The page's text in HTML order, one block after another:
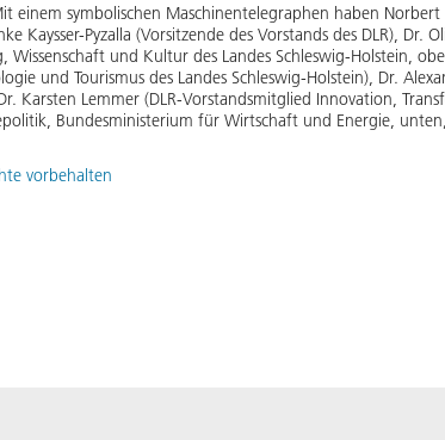
einem symbolischen Maschinentelegraphen haben
Kaysser-Pyzalla (Vorsitzende des Vorstands des DLR),
und Kultur des Landes Schleswig-Holstein,
und Tourismus des Landes Schleswig-Holstein), Dr.
Karsten Lemmer (DLR-Vorstandsmitglied Innovation,
Bundesministerium für Wirtschaft und Energie,
vorbehalten